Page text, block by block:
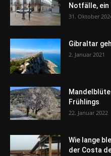
Notfälle, ein
31. Oktober
Gibraltar
2. Januar 2021
Frühlings
22. Januar 2022
Wie lange
der Costa